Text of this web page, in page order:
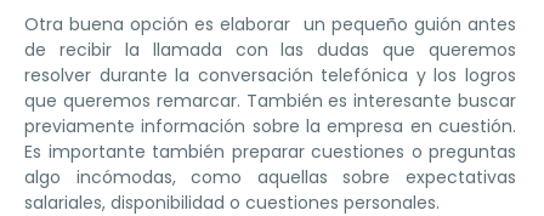
Otra buena opción es elaborar un pequeño guión antes
de recibir la llamada con las dudas que queremos
resolver durante la conversación telefónica y los logros
que queremos remarcar. También es interesante buscar
previamente información sobre la empresa en cuestión.
Es importante también preparar cuestiones o preguntas
algo incómodas, como aquellas sobre expectativas
salariales, disponibilidad o cuestiones personales.